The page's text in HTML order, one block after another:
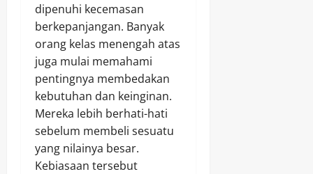
dipenuhi kecemasan
berkepanjangan. Banyak
orang kelas menengah atas
juga mulai memahami
pentingnya membedakan
kebutuhan dan keinginan.
Mereka lebih berhati-hati
sebelum membeli sesuatu
yang nilainya besar.
Kebiasaan tersebut